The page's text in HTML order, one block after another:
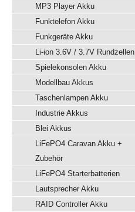
MP3 Player Akku
Funktelefon Akku
Funkgeräte Akku
Li-ion 3.6V / 3.7V Rundzellen
Spielekonsolen Akku
Modellbau Akkus
Taschenlampen Akku
Industrie Akkus
Blei Akkus
LiFePO4 Caravan Akku +
Zubehör
LiFePO4 Starterbatterien
Lautsprecher Akku
RAID Controller Akku